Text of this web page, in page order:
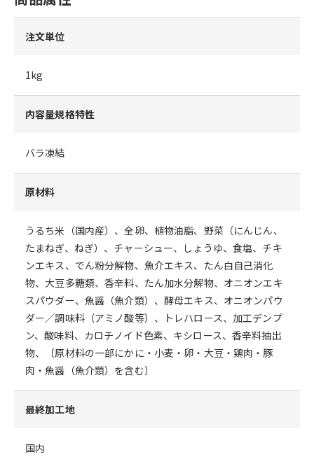
注文単位
1kg
内容量規格特性
バラ凍結
原材料
うるち米（国内産）、全卵、植物油脂、野菜（にんじん、
たまねぎ、ねぎ）、チャーシュー、しょうゆ、食塩、チキ
ンエキス、でん粉分解物、魚介エキス、たん白自己消化
物、大豆多糖類、香辛料、たん加水分解物、オニオンエキ
スパウダー、魚醤（魚介類）、酵母エキス、オニオンパウ
ダー／調味料（アミノ酸等）、トレハロース、加工デンプ
ン、酸味料、カロチノイド色素、キシロース、香辛料抽出
物、〔原材料の一部にかに・小麦・卵・大豆・鶏肉・豚
肉・魚醤（魚介類）を含む〕
最終加工地
国内